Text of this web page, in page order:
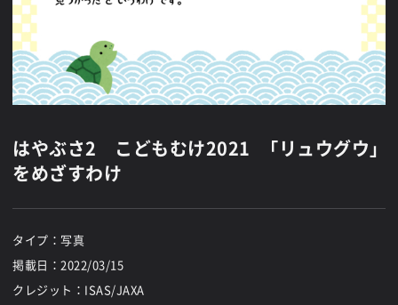
はやぶさ2 こどもむけ2021 「リュウグウ」
をめざすわけ
タイプ：写真
掲載日： 2022/03/15
クレジット：ISAS/JAXA